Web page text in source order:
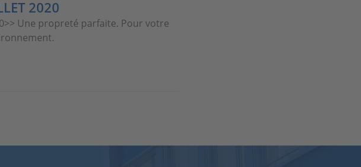
2020
Une propreté parfaite. Pour votre